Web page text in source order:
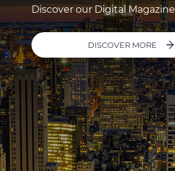
Discover our Digital Magazine
DISCOVER MORE